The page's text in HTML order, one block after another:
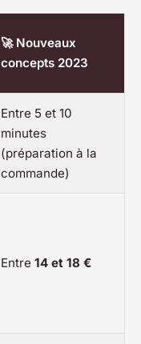
🚀 Nouveaux
concepts 2023
Entre 5 et 10
minutes
(préparation à la
commande)
Entre 14 et 18 €